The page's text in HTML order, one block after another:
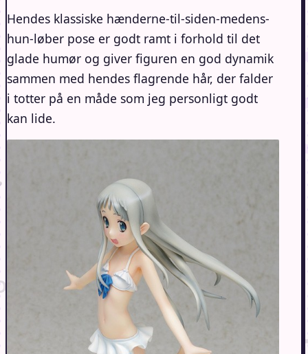
Hendes klassiske hænderne-til-siden-medens-
hun-løber pose er godt ramt i forhold til det
glade humør og giver figuren en god dynamik
sammen med hendes flagrende hår, der falder
i totter på en måde som jeg personligt godt
kan lide.